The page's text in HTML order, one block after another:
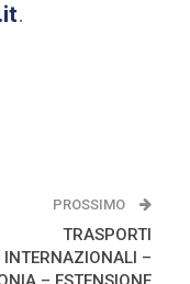
.
PROSSIMO
TRASPORTI
INTERNAZIONALI –